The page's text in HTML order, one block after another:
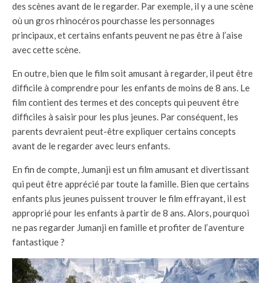
des scènes avant de le regarder. Par exemple, il y a une scène
où un gros rhinocéros pourchasse les personnages
principaux, et certains enfants peuvent ne pas être à l’aise
avec cette scène.
En outre, bien que le film soit amusant à regarder, il peut être
difficile à comprendre pour les enfants de moins de 8 ans. Le
film contient des termes et des concepts qui peuvent être
difficiles à saisir pour les plus jeunes. Par conséquent, les
parents devraient peut-être expliquer certains concepts
avant de le regarder avec leurs enfants.
En fin de compte, Jumanji est un film amusant et divertissant
qui peut être apprécié par toute la famille. Bien que certains
enfants plus jeunes puissent trouver le film effrayant, il est
approprié pour les enfants à partir de 8 ans. Alors, pourquoi
ne pas regarder Jumanji en famille et profiter de l’aventure
fantastique ?